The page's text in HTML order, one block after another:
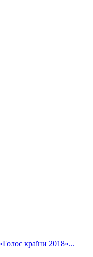
країни 2018»...